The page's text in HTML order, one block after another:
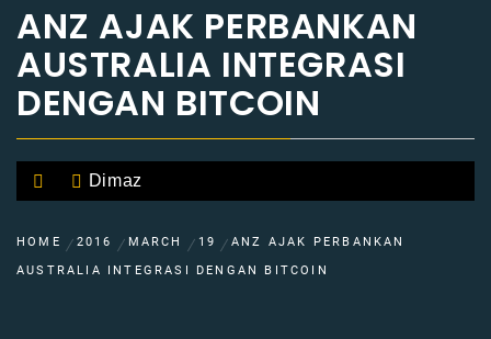
ANZ AJAK PERBANKAN
AUSTRALIA INTEGRASI
DENGAN BITCOIN
Dimaz
HOME 2016 MARCH 19
ANZ AJAK PERBANKAN
AUSTRALIA INTEGRASI DENGAN BITCOIN